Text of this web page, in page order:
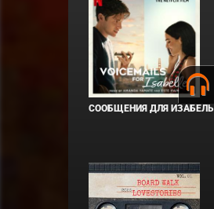
СООБЩЕНИЯ ДЛЯ ИЗАБЕЛЬ